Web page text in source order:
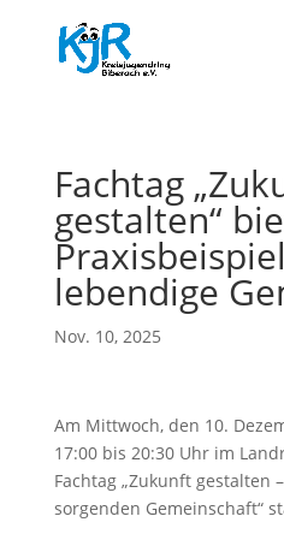
Fachtag
gestalten“
lebendige
Nov. 10, 2025
Am Mittwoch, den 10.
17:00 bis 20:30 Uhr im
Fachtag „Zukunft gestalten
sorgenden Gemeinschaft“